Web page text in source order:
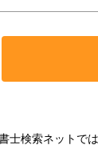
士検索ネットで